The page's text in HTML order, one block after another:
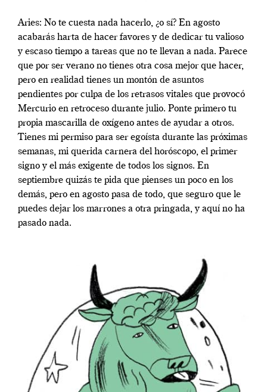
Aries: No te cuesta nada hacerlo, ¿o sí? En agosto
acabarás harta de hacer favores y de dedicar tu valioso
y escaso tiempo a tareas que no te llevan a nada. Parece
que por ser verano no tienes otra cosa mejor que hacer,
pero en realidad tienes un montón de asuntos
pendientes por culpa de los retrasos vitales que provocó
Mercurio en retroceso durante julio. Ponte primero tu
propia mascarilla de oxígeno antes de ayudar a otros.
Tienes mi permiso para ser egoísta durante las próximas
semanas, mi querida carnera del horóscopo, el primer
signo y el más exigente de todos los signos. En
septiembre quizás te pida que pienses un poco en los
demás, pero en agosto pasa de todo, que seguro que le
puedes dejar los marrones a otra pringada, y aquí no ha
pasado nada.